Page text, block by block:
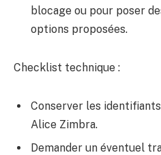
blocage ou pour poser
options proposées.
Checklist technique :
Conserver les
Alice Zimbra.
Demander un éventuel